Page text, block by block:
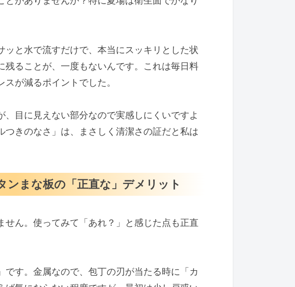
と水で流すだけで、本当にスッキリとした状
ることが、一度もないんです。これは毎日料
が減るポイントでした。
目に見えない部分なので実感しにくいですよ
きのなさ」は、まさしく清潔さの証だと私は
まな板の「正直な」デメリット
ん。使ってみて「あれ？」と感じた点も正直
す。金属なので、包丁の刃が当たる時に「カ